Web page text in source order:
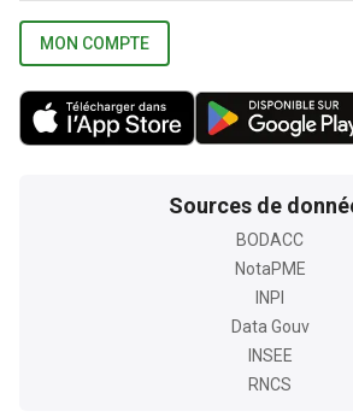
MON COMPTE
Sources de
BODACC
NotaPME
INPI
Data Gouv
INSEE
RNCS